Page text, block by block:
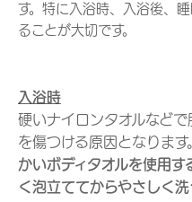
す。特に入浴時、入浴後、
ることが大切です。
入浴時
硬いナイロンタオルなど
を傷つける原因となりま
かいボディタオルを使用す
く泡立ててからやさしく洗